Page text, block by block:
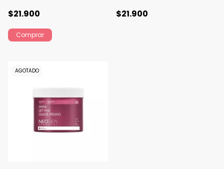
$21.900 $21.900
AGOTADO